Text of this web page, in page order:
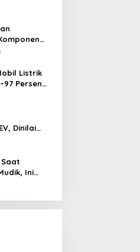
Listrik
Persen
Dinilai
Industri
Saat
Ini